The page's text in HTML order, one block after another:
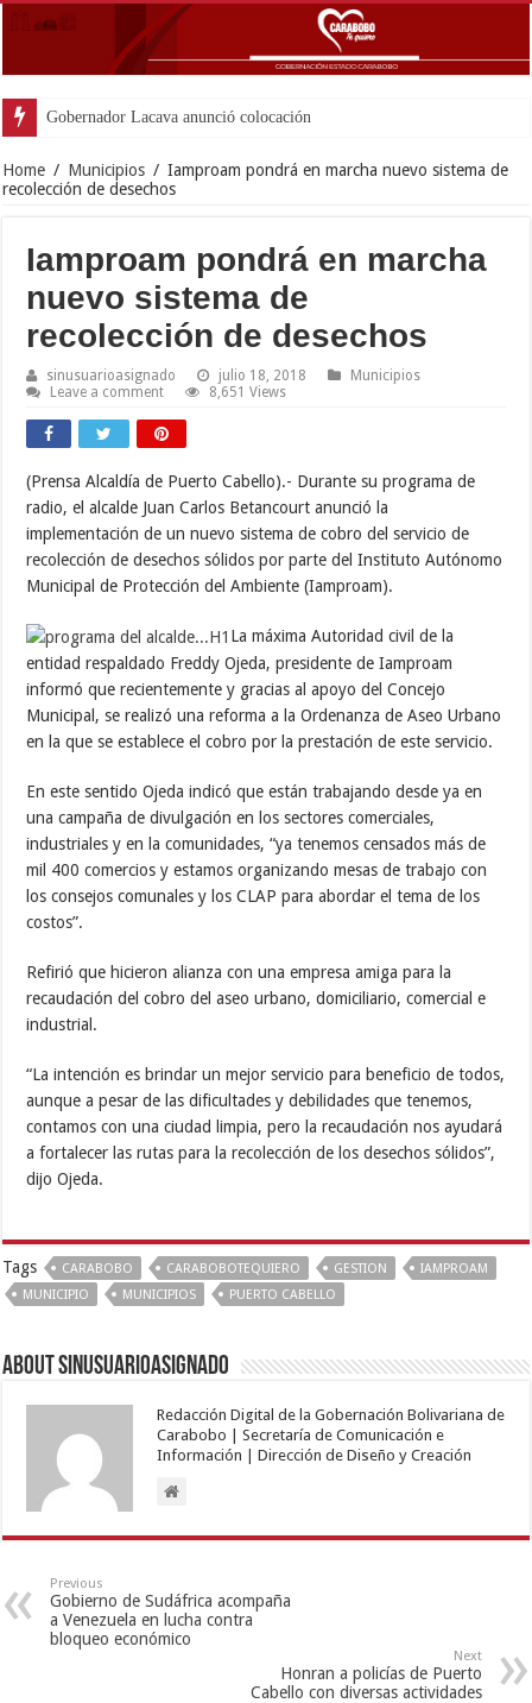
Gobernador Lacava anunció colocación de más de mil 5
Home / Municipios / Iamproam pondrá en marcha nuevo sistema de
recolección de desechos
Iamproam pondrá en marcha
nuevo sistema de
recolección de desechos
sinusuarioasignado julio 18, 2018
Municipios
Leave a comment
8,651 Views
(Prensa Alcaldía de Puerto Cabello).- Durante su programa de
radio, el alcalde Juan Carlos Betancourt anunció la
implementación de un nuevo sistema de cobro del servicio de
recolección de desechos sólidos por parte del Instituto Autónomo
Municipal de Protección del Ambiente (Iamproam).
La máxima Autoridad civil de la
entidad respaldado Freddy Ojeda, presidente de Iamproam
informó que recientemente y gracias al apoyo del Concejo
Municipal, se realizó una reforma a la Ordenanza de Aseo Urbano
en la que se establece el cobro por la prestación de este servicio.
En este sentido Ojeda indicó que están trabajando desde ya en
una campaña de divulgación en los sectores comerciales,
industriales y en la comunidades, “ya tenemos censados más de
mil 400 comercios y estamos organizando mesas de trabajo con
los consejos comunales y los CLAP para abordar el tema de los
costos”.
Refirió que hicieron alianza con una empresa amiga para la
recaudación del cobro del aseo urbano, domiciliario, comercial e
industrial.
“La intención es brindar un mejor servicio para beneficio de todos,
aunque a pesar de las dificultades y debilidades que tenemos,
contamos con una ciudad limpia, pero la recaudación nos ayudará
a fortalecer las rutas para la recolección de los desechos sólidos”,
dijo Ojeda.
Tags CARABOBO CARABOBOTEQUIERO GESTION
IAMPROAM
MUNICIPIO
MUNICIPIOS PUERTO CABELLO
About sinusuarioasignado
Redacción Digital de la Gobernación Bolivariana de
Carabobo | Secretaría de Comunicación e
Información | Dirección de Diseño y Creación
Previous
Gobierno de Sudáfrica acompaña
a Venezuela en lucha contra
bloqueo económico
Next
Honran a policías de Puerto
Cabello con diversas actividades